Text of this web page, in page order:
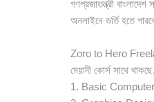
গণপ্রজাতন্ত্রী
অনলাইনে ভর্তি হতে
Zoro to Hero
মেয়াদী কোর্স সাথে
1. Basic